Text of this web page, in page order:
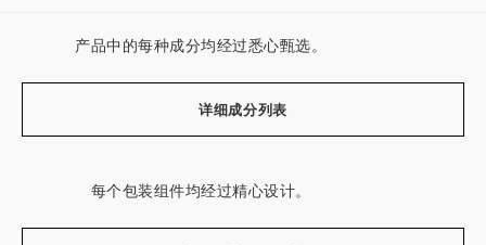
产品中的每种成分均经过悉心甄选。
详细成分列表
每个包装组件均经过精心设计。